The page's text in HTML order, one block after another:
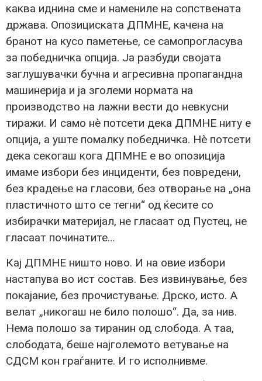
каква иднина сме и намениле на сопствената
држава. Опозициската ДПМНЕ, качена на
бранот на кусо паметење, се самопрогласува
за победничка опција. Ја разбуди својата
заглушувачки бучна и агресивна пропагандна
машинерија и ја зголеми нормата на
производство на лажни вести до невкусни
тиражи. И само нè потсети дека ДПМНЕ ниту е
опција, а уште помалку победничка. Нè потсети
дека секогаш кога ДПМНЕ е во опозиција
имаме избори без инциденти, без повредени,
без крадење на гласови, без отворање на „она
пластичното што се тегни“ од ќесите со
избирачки материјал, не гласаат од Пустец, не
гласаат починатите…
Кај ДПМНЕ ништо ново. И на овие избори
настапува во ист состав. Без извинување, без
покајание, без прочистување. Дрско, исто. А
велат „никогаш не било полошо“. Да, за нив.
Нема полошо за тиранин од слобода. А таа,
слободата, беше најголемото ветување на
СДСМ кон граѓаните. И го исполнивме.